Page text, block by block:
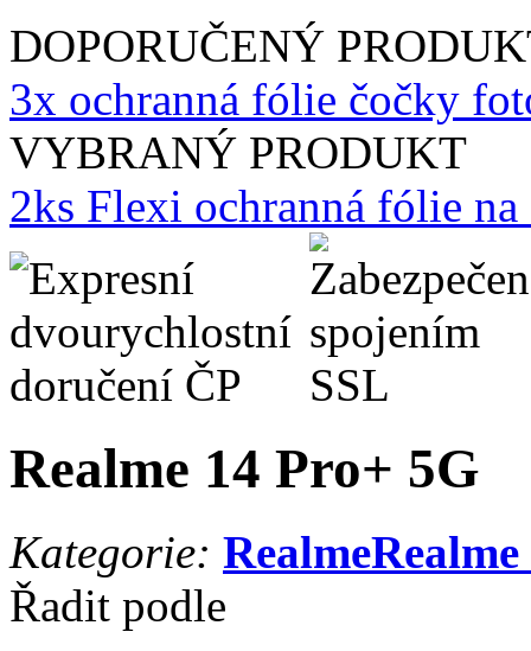
DOPORUČENÝ
3x ochranná fólie čočky
VYBRANÝ PRODUKT
2ks Flexi ochranná fólie
Realme 14 Pro+ 5G
Kategorie: Realme
Řadit podle